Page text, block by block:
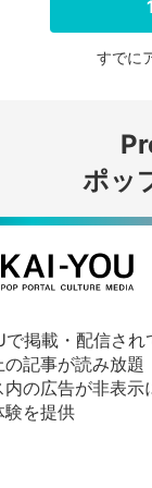
すでに
ポッ
で掲載・配信され
記事が読み放題
の広告が非表示
験を提供